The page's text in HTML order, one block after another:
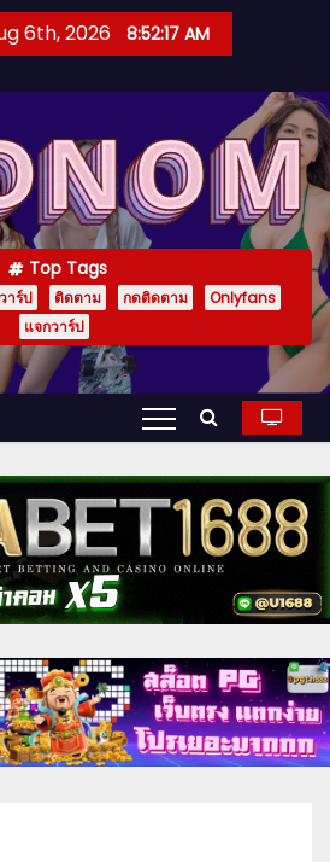
6th, 2026 8:52:19 AM
Top Tags
าร์ป ติดตาม กดติดตาม
Onlyfans
แจกวาร์ป